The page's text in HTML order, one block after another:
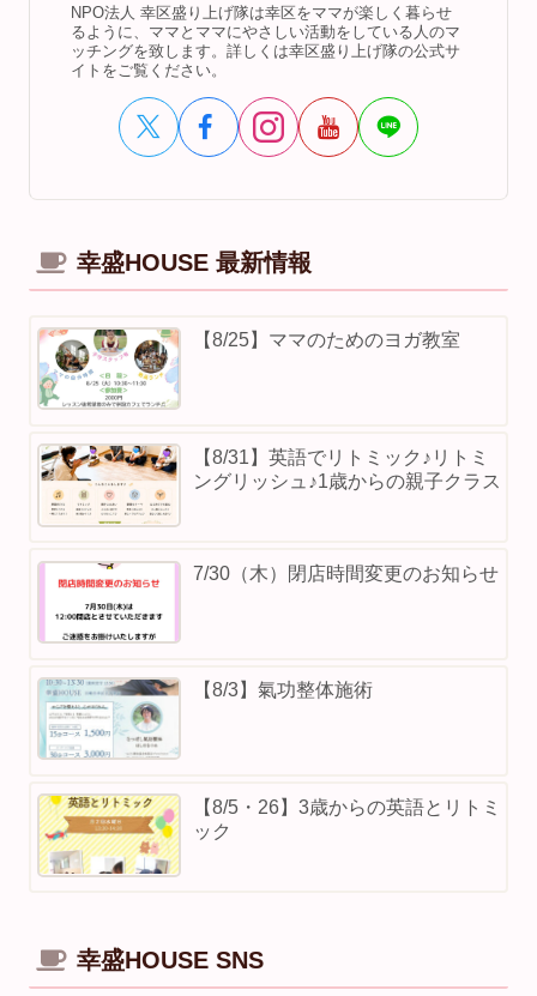
NPO法人 幸区盛り上げ隊は幸区をママが楽しく暮らせ
るように、ママとママにやさしい活動をしている人のマ
ッチングを致します。詳しくは幸区盛り上げ隊の公式サ
イトをご覧ください。
幸盛HOUSE 最新情報
【8/25】ママのためのヨガ教室
【8/31】英語でリトミック♪リトミ
ングリッシュ♪1歳からの親子クラス
7/30（木）閉店時間変更のお知らせ
【8/3】⁡氣功整体施術
【8/5・26】3歳からの英語とリトミ
ック
幸盛HOUSE SNS